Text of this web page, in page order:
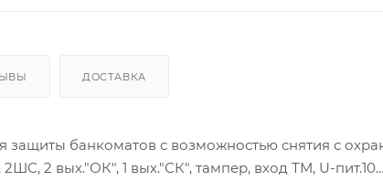
ДОСТАВКА
защиты банкоматов с возможностью снятия с
2 вых."ОК", 1 вых."СК", тампер, вход ТМ, U-